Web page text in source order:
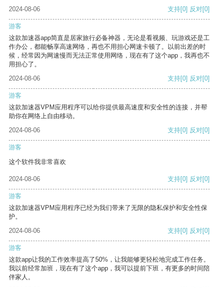
2024-08-06 支持[0] 反对[0]
游客
这款加速器app简直是居家旅行必备神器，无论是看视频、玩游戏还是工
作办公，都能畅享高速网络，再也不用担心网速卡顿了。以前出差的时
候，经常因为网速慢而无法正常使用网络，现在有了这个app，我再也不
用担心了。
2024-08-06
支持[0] 反对[0]
游客
这款加速器VPM应用程序可以给你提供最高速度和安全性的连接，并帮
助你在网络上自由移动。
2024-08-06
支持[0] 反对[0]
游客
这个软件我非常喜欢
2024-08-06 支持[0] 反对[0]
游客
这款加速器VPM应用程序已经为我们带来了无限的隐私保护和安全性保
护。
2024-08-06
支持[0] 反对[0]
游客
这款app让我的工作效率提高了50%，让我能够更轻松地完成工作任务。
我以前经常加班，现在有了这个app，我可以提前下班，有更多的时间陪
伴家人。